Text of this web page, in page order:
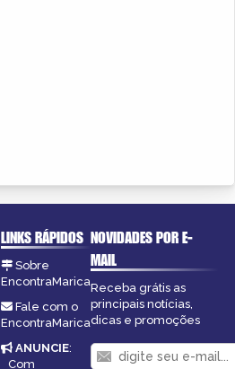
LINKS RÁPIDOS
Sobre
EncontraMarica
Fale com o
EncontraMarica
ANUNCIE:
Com
NOVIDADES POR E-
MAIL
Receba grátis as
principais notícias,
dicas e promoções